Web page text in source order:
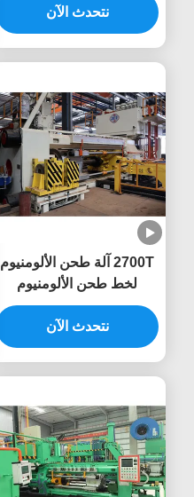
نتحدث الآن
2700T آلة طحن الألومنيوم
لخط طحن الألومنيوم
بروفيل الصحافة
نتحدث الآن